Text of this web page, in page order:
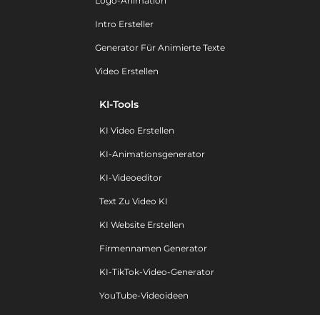
Intro Ersteller
Generator Für Animierte Texte
Video Erstellen
KI-Tools
KI Video Erstellen
KI-Animationsgenerator
KI-Videoeditor
Text Zu Video KI
KI Website Erstellen
Firmennamen Generator
KI-TikTok-Video-Generator
YouTube-Videoideen